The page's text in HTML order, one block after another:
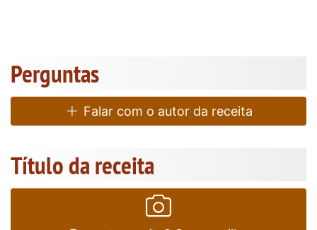
Perguntas
Falar com o autor da receita
Título da receita